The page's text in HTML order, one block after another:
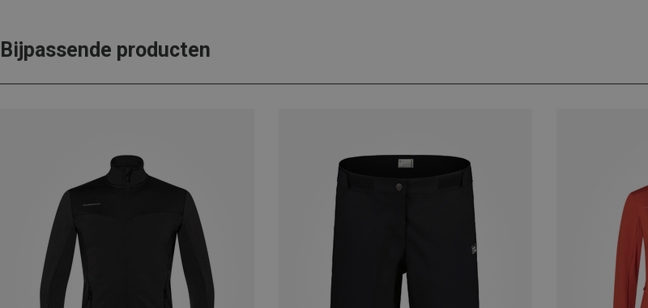
Bijpassende producten